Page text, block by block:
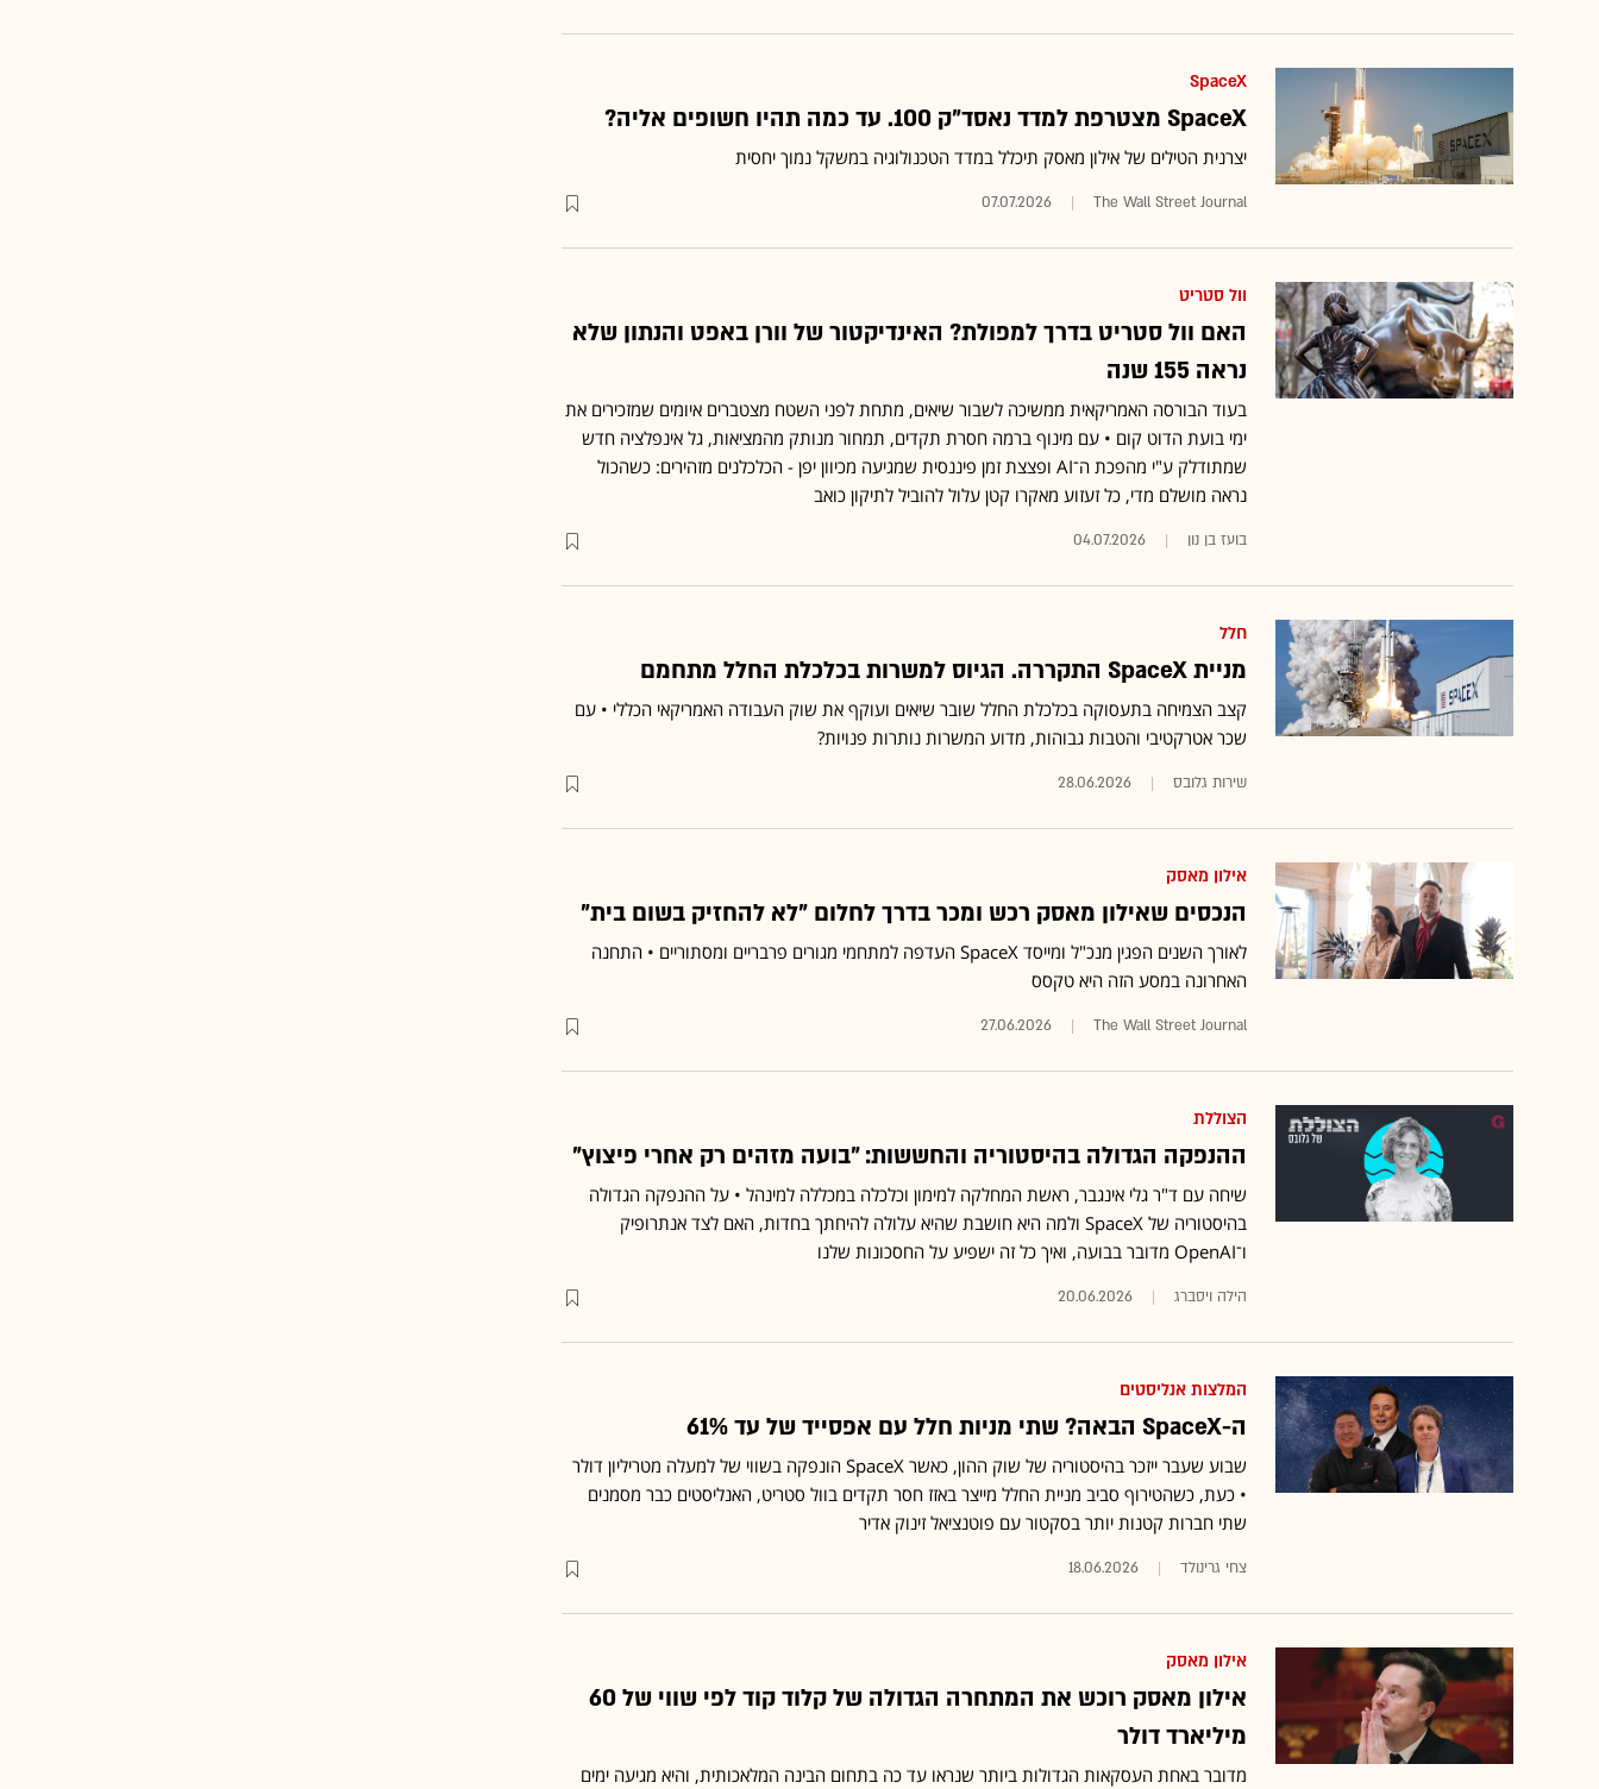
SpaceX
SpaceX מצטרפת למדד נאסד"ק 100. עד כמה תהיו חשופים אליה?
יצרנית הטילים של אילון מאסק תיכלל במדד הטכנולוגיה במשקל נמוך יחסית
The Wall Street Journal
07.07.2026
וול סטריט
האם וול סטריט בדרך למפולת? האינדיקטור של וורן באפט והנתון שלא
נראה 155 שנה
בעוד הבורסה האמריקאית ממשיכה לשבור שיאים, מתחת לפני השטח מצטברים איומים שמזכירים את
ימי בועת הדוט קום • עם מינוף ברמה חסרת תקדים, תמחור מנותק מהמציאות, גל אינפלציה חדש
שמתודלק ע"י מהפכת ה־AI ופצצת זמן פיננסית שמגיעה מכיוון יפן - הכלכלנים מזהירים: כשהכול
נראה מושלם מדי, כל זעזוע מאקרו קטן עלול להוביל לתיקון כואב
בועז בן נון 04.07.2026
חלל
מניית SpaceX התקררה. הגיוס למשרות בכלכלת החלל מתחמם
קצב הצמיחה בתעסוקה בכלכלת החלל שובר שיאים ועוקף את שוק העבודה האמריקאי הכללי • עם
שכר אטרקטיבי והטבות גבוהות, מדוע המשרות נותרות פנויות?
שירות גלובס 28.06.2026
אילון מאסק
הנכסים שאילון מאסק רכש ומכר בדרך לחלום "לא להחזיק בשום בית"
לאורך השנים הפגין מנכ"ל ומייסד SpaceX העדפה למתחמי מגורים פרבריים ומסתוריים • התחנה
האחרונה במסע הזה היא טקסס
The Wall Street Journal
27.06.2026
הצוללת
ההנפקה הגדולה בהיסטוריה והחששות: "בועה מזהים רק אחרי פיצוץ"
שיחה עם ד"ר גלי אינגבר, ראשת המחלקה למימון וכלכלה במכללה למינהל • על ההנפקה הגדולה
בהיסטוריה של SpaceX ולמה היא חושבת שהיא עלולה להיחתך בחדות, האם לצד אנתרופיק
ו־OpenAI מדובר בבועה, ואיך כל זה ישפיע על החסכונות שלנו
הילה ויסברג 20.06.2026
המלצות אנליסטים
ה-SpaceX הבאה? שתי מניות חלל עם אפסייד של עד 61%
שבוע שעבר ייזכר בהיסטוריה של שוק ההון, כאשר SpaceX הונפקה בשווי של למעלה מטריליון דולר
• כעת, כשהטירוף סביב מניית החלל מייצר באזז חסר תקדים בוול סטריט, האנליסטים כבר מסמנים
שתי חברות קטנות יותר בסקטור עם פוטנציאל זינוק אדיר
צחי גרינולד 18.06.2026
אילון מאסק
אילון מאסק רוכש את המתחרה הגדולה של קלוד קוד לפי שווי של 60
מיליארד דולר
מדובר באחת העסקאות הגדולות ביותר שנראו עד כה בתחום הבינה המלאכותית, והיא מגיעה ימים